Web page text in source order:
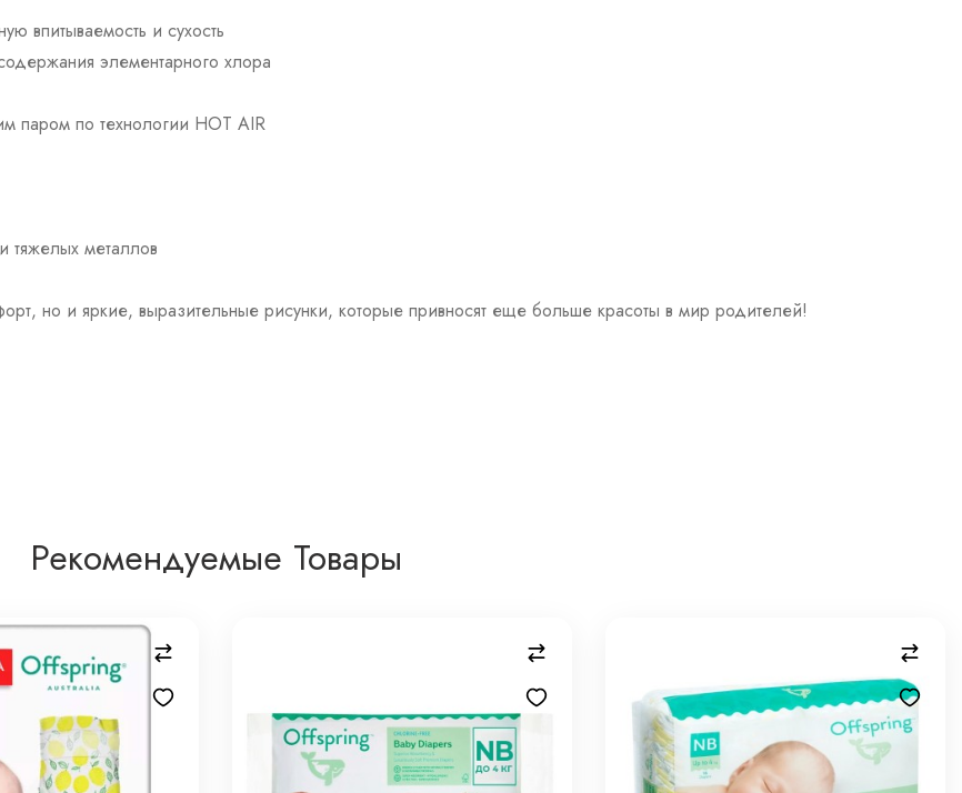
впитываемость и сухость
элементарного хлора
паром по технологии HOT AIR
тяжелых металлов
но и яркие, выразительные рисунки, которые привносят еще больше красоты в мир родителей!
Рекомендуемые Товары